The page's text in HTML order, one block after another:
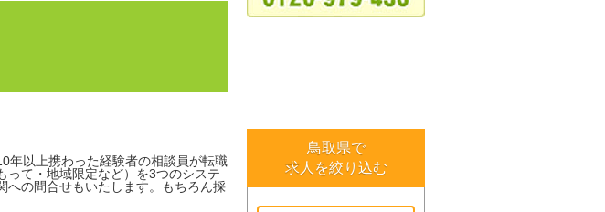
年以上携わった経験者の相談員が転職
って・地域限定など）を3つのシステ
への問合せもいたします。もちろん採
鳥取県で
求人を絞り込む